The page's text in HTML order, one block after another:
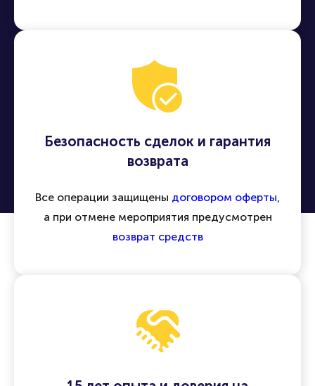
Безопасность сделок и гарантия
возврата
Все операции защищены договором оферты,
а при отмене мероприятия предусмотрен
возврат средств